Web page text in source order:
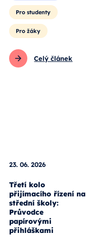
Pro studenty
Pro žáky
Celý článek
23. 06. 2026
Třetí kolo
přijímacího řízení na
střední školy:
Průvodce
papírovými
přihláškami